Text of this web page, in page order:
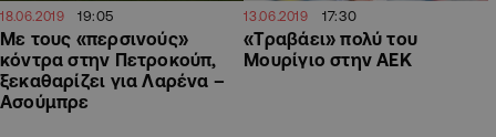
18.06.2019 19:05
Με τους «περσινούς»
κόντρα στην Πετροκούπ,
ξεκαθαρίζει για Λαρένα –
Ασούμπρε
13.06.2019 17:30
«Τραβάει» πολύ του
Μουρίγιο στην ΑΕΚ